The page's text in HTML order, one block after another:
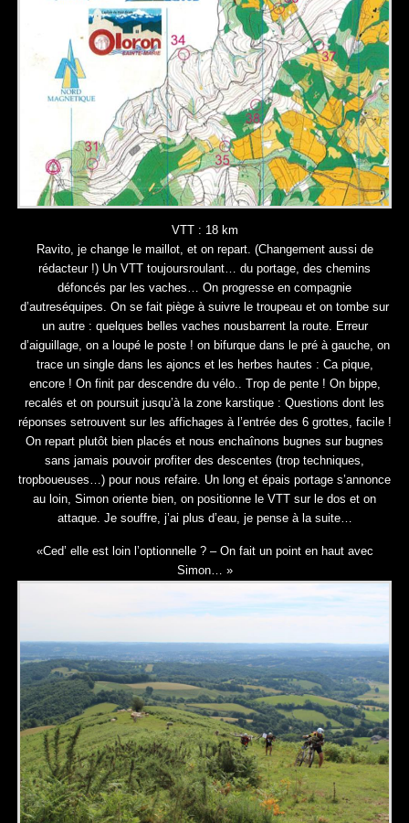
VTT : 18 km
Ravito, je change le maillot, et on repart. (Changement aussi de
rédacteur !) Un VTT toujoursroulant… du portage, des chemins
défoncés par les vaches… On progresse en compagnie
d’autreséquipes. On se fait piège à suivre le troupeau et on tombe sur
un autre : quelques belles vaches nousbarrent la route. Erreur
d’aiguillage, on a loupé le poste ! on bifurque dans le pré à gauche, on
trace un single dans les ajoncs et les herbes hautes : Ca pique,
encore ! On finit par descendre du vélo.. Trop de pente ! On bippe,
recalés et on poursuit jusqu’à la zone karstique : Questions dont les
réponses setrouvent sur les affichages à l’entrée des 6 grottes, facile !
On repart plutôt bien placés et nous enchaînons bugnes sur bugnes
sans jamais pouvoir profiter des descentes (trop techniques,
tropboueuses…) pour nous refaire. Un long et épais portage s’annonce
au loin, Simon oriente bien, on positionne le VTT sur le dos et on
attaque. Je souffre, j’ai plus d’eau, je pense à la suite…
«Ced’ elle est loin l’optionnelle ? – On fait un point en haut avec
Simon… »